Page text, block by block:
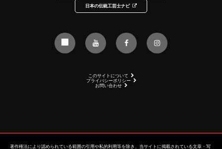
日本の伝統工芸士ナビ
このサイトについて
プライバシーポリシー
お問い合わせ
著作権法により認められている範囲の引用や私的利用等を除き、当サイトに掲載されている文章・写